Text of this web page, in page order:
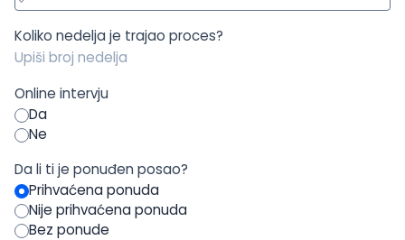
Koliko nedelja je trajao proces?
Online intervju
Da
Ne
Da li ti je ponuđen posao?
Prihvaćena ponuda
Nije prihvaćena ponuda
Bez ponude